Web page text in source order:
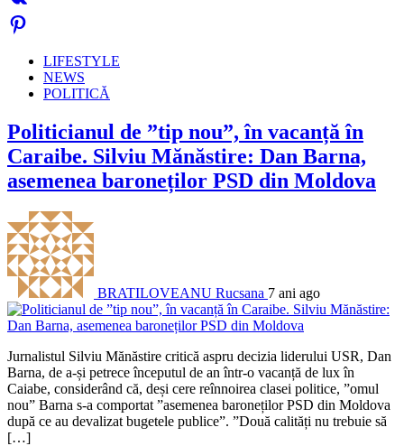
LIFESTYLE
NEWS
POLITICĂ
Politicianul de ”tip nou”, în vacanță în
Caraibe. Silviu Mănăstire: Dan Barna,
asemenea baroneților PSD din Moldova
BRATILOVEANU Rucsana 7 ani ago
Jurnalistul Silviu Mănăstire critică aspru decizia liderului USR, Dan
Barna, de a-și petrece începutul de an într-o vacanță de lux în
Caiabe, considerând că, deși cere reînnoirea clasei politice, ”omul
nou” Barna s-a comportat ”asemenea baroneților PSD din Moldova
după ce au devalizat bugetele publice”. ”Două calități nu trebuie să
[…]